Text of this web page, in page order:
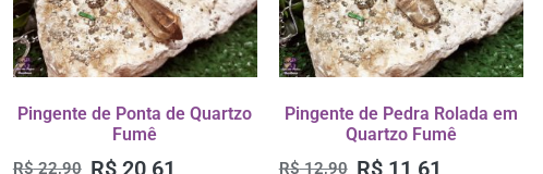
Pingente de Ponta de Quartzo
Fumê
R$22,90 R$20,61
Pingente de Pedra Rolada em
Quartzo Fumê
R$12,90 R$11,61